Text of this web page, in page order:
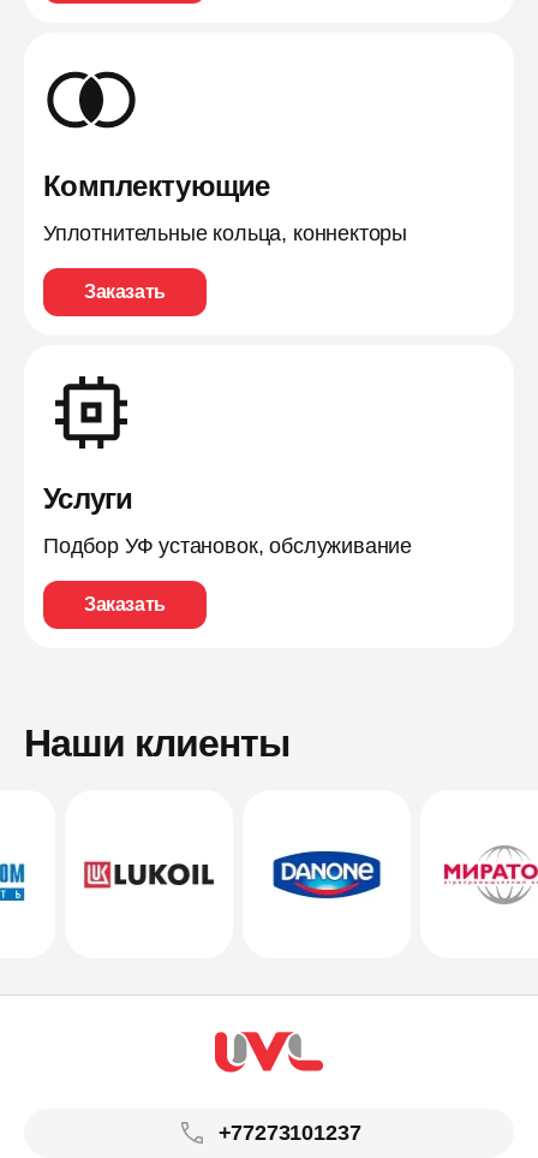
Комплектующие
Уплотнительные кольца, коннекторы
Заказать
Услуги
Подбор УФ установок, обслуживание
Заказать
Наши клиенты
+77273101237